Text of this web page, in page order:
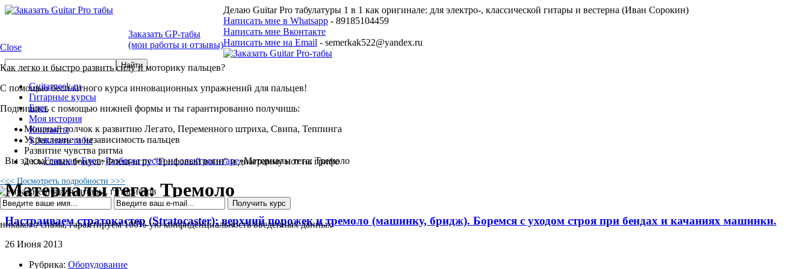
Заказать GP-табы
(мои работы и отзывы)
Делаю Guitar Pro табулатуры 1 в 1 как оригинале: для электро-, классической гитары и вестерна (Иван Сорокин)
Написать мне в Whatsapp - 89185104459
Написать мне Вконтакте
Написать мне на Email - semerkak522@yandex.ru
Guitargeek.ru
Гитарные курсы
Блог
Моя история
Контакты
$ Заказать табы
Вы здесь:Главная»Блог»Разборы песен на электрогитаре»Материалы тега: Тремоло
Материалы тега: Тремоло
Настраиваем стратокастер (Stratocaster): верхний порожек и тремоло (машинку, бридж). Боремся с уходом строя при бендах и качаниях машинки.
26 Июня 2013
Рубрика: Оборудование
Close
Как легко и быстро развить силу и моторику пальцев?
С помощью бесплатного курса инновационных упражнений для пальцев!
Подпишись с помощью нижней формы и ты гарантированно получишь:
Мощный толчок к развитию Легато, Переменного штриха, Свипа, Теппинга
Укрепление и независимость пальцев
Развитие чувства ритма
2 классных бонуса: Флеш-игру "Грифовый воин" и диаграмму нот на грифе
<<< Посмотреть подробности >>>
никакого спама, гарантируем 100%-ую конфиденциальность введенных данных